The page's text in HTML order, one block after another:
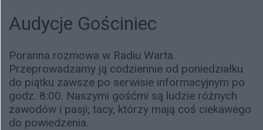
Audycje Gościniec
Poranna rozmowa w Radiu Warta.
Przeprowadzamy ją codziennie od poniedziałku
do piątku zawsze po serwisie informacyjnym po
godz. 8:00. Naszymi gośćmi są ludzie różnych
zawodów i pasji; tacy, którzy mają coś ciekawego
do powiedzenia.